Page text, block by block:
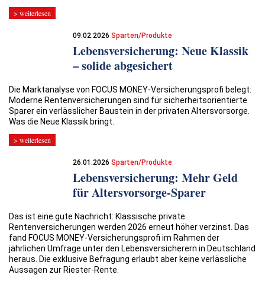
> weiterlesen
09.02.2026Sparten/Produkte
Lebensversicherung: Neue Klassik
– solide abgesichert
Die Marktanalyse von FOCUS MONEY-Versicherungsprofi belegt:
Moderne Rentenversicherungen sind für sicherheitsorientierte
Sparer ein verlässlicher Baustein in der privaten Altersvorsorge.
Was die Neue Klassik bringt.
> weiterlesen
26.01.2026Sparten/Produkte
Lebensversicherung: Mehr Geld
für Altersvorsorge-Sparer
Das ist eine gute Nachricht: Klassische private
Rentenversicherungen werden 2026 erneut höher verzinst. Das
fand FOCUS MONEY-Versicherungsprofi im Rahmen der
jährlichen Umfrage unter den Lebensversicherern in Deutschland
heraus. Die exklusive Befragung erlaubt aber keine verlässliche
Aussagen zur Riester-Rente.